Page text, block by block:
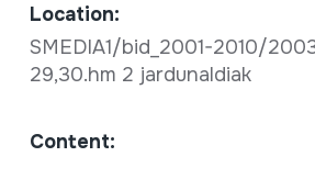
Location:
SMEDIA1/bid_2001-2010/
29,30.hm 2 jardunaldiak
Content: